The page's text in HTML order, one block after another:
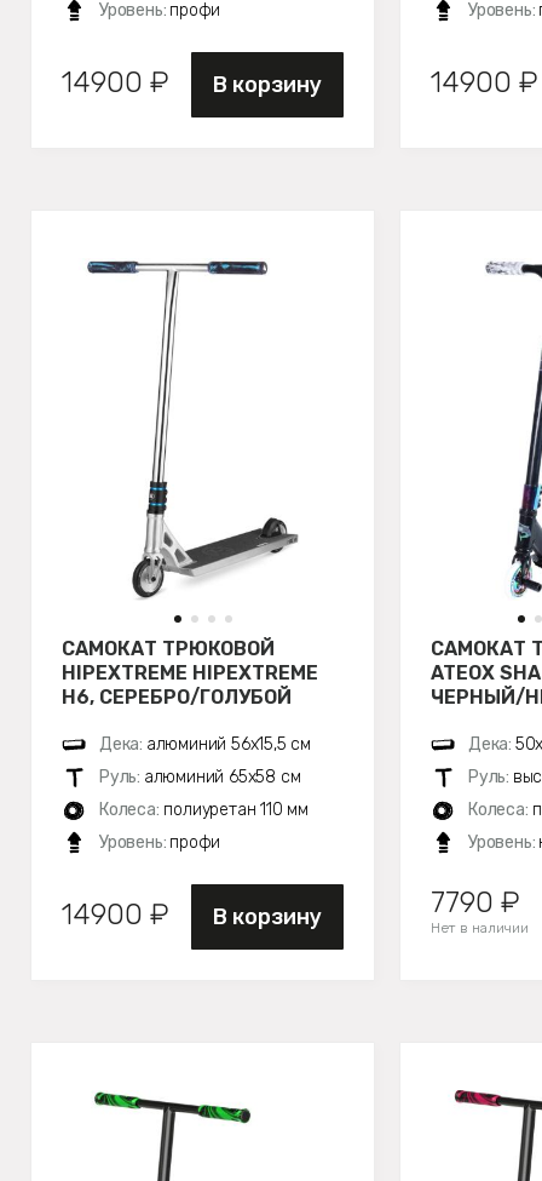
Уровень: профи
14900 ₽ В корзину
Уровень:
14900 ₽
САМОКАТ ТРЮКОВОЙ
HIPEXTREME HIPEXTREME
H6, СЕРЕБРО/ГОЛУБОЙ
Дека: алюминий 56х15,5 см
Руль: алюминий 65x58 см
Колеса: полиуретан 110 мм
Уровень: профи
14900 ₽ В корзину
САМОКАТ
ATEOX
ЧЕРНЫЙ/
Дека:
Руль:
Колеса:
Уровень:
7790 ₽
Нет в наличии